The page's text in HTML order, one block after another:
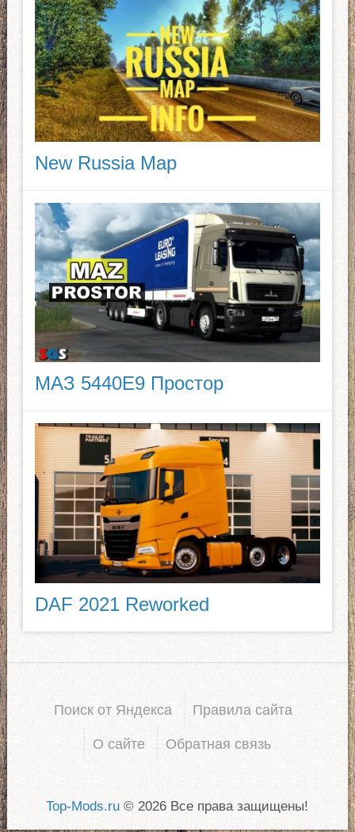
New Russia Map
МАЗ 5440E9 Простор
DAF 2021 Reworked
Поиск от Яндекса Правила сайта
О сайте Обратная связь
Top-Mods.ru © 2026 Все права защищены!